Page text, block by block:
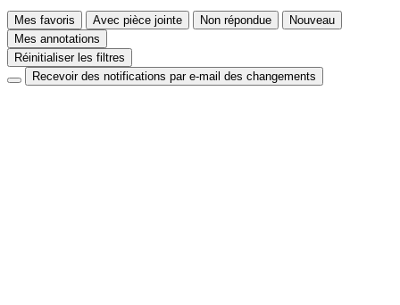
Mes favoris Avec pièce jointe Non répondue
Nouveau
Mes annotations
Réinitialiser les filtres
Recevoir des notifications par e-mail des changements